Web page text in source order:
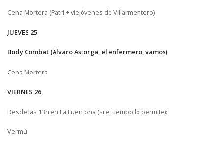
Cena Mortera (Patri + viejóvenes de Villarmentero)
JUEVES 25
Body Combat (Álvaro Astorga, el enfermero, vamos)
Cena Mortera
VIERNES 26
Desde las 13h en La Fuentona (si el tiempo lo permite):
Vermú